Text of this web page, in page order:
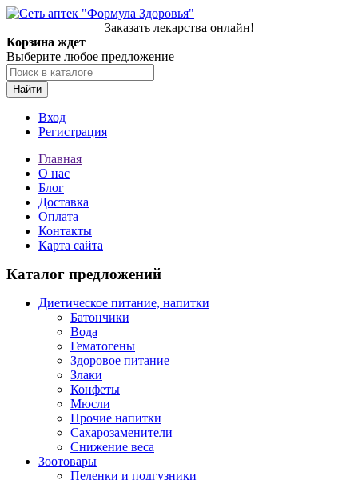
Заказать лекарства онлайн!
Корзина ждет
Выберите любое предложение
Найти
Вход
Регистрация
Главная
О нас
Блог
Доставка
Оплата
Контакты
Карта сайта
Каталог предложений
Диетическое питание, напитки
Батончики
Вода
Гематогены
Здоровое питание
Злаки
Конфеты
Мюсли
Прочие напитки
Сахарозаменители
Снижение веса
Зоотовары
Пеленки и подгузники